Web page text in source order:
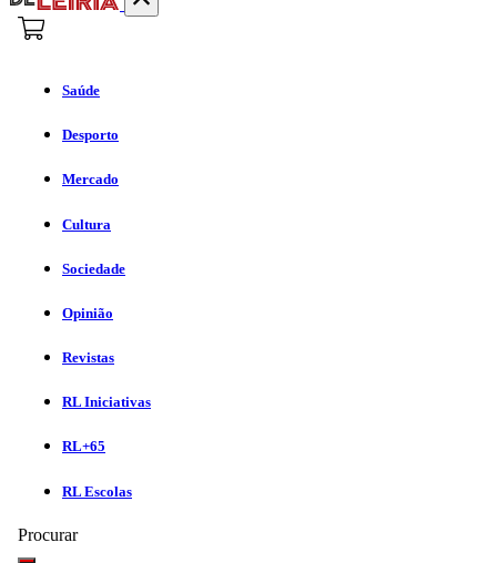
Saúde
Desporto
Mercado
Cultura
Sociedade
Opinião
Revistas
RL Iniciativas
RL+65
RL Escolas
Procurar